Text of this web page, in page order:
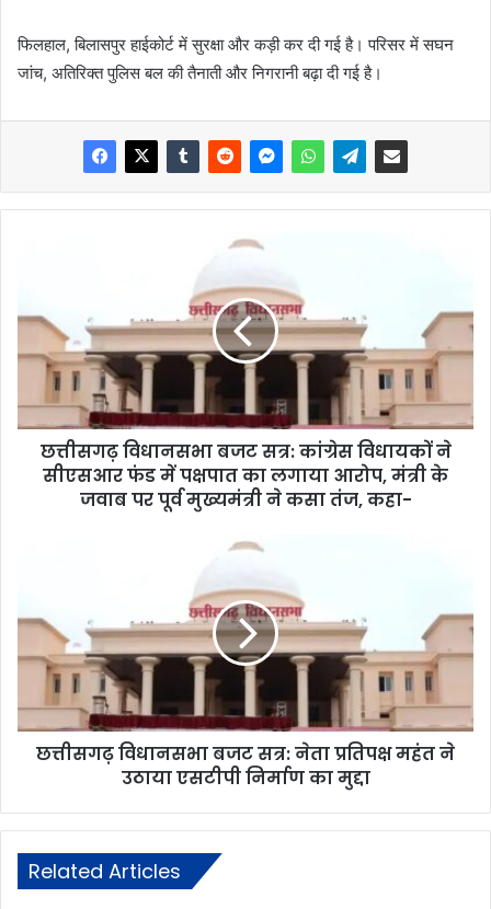
फिलहाल, बिलासपुर हाईकोर्ट में सुरक्षा और कड़ी कर दी गई है। परिसर में सघन
जांच, अतिरिक्त पुलिस बल की तैनाती और निगरानी बढ़ा दी गई है।
छत्तीसगढ़ विधानसभा बजट सत्र: कांग्रेस विधायकों ने
सीएसआर फंड में पक्षपात का लगाया आरोप, मंत्री के
जवाब पर पूर्व मुख्यमंत्री ने कसा तंज, कहा-
छत्तीसगढ़ विधानसभा बजट सत्र: नेता प्रतिपक्ष महंत ने
उठाया एसटीपी निर्माण का मुद्दा
Related Articles